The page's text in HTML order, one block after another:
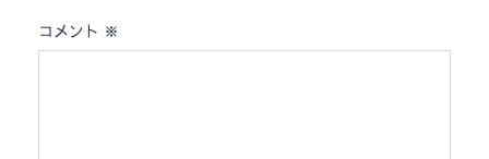
コメント ※